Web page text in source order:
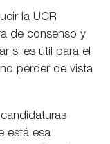
la UCR
de consenso y
si es útil para el
perder de vista
está esa